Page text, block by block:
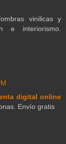
vinilicas y
e interiorismo.
digital online
Envío gratis